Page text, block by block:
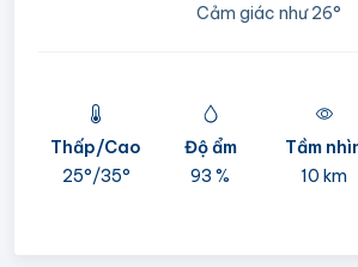
Cảm giác như26°
Thấp/Cao
25°/35°
Độ ẩm
93 %
Tầm
10 km